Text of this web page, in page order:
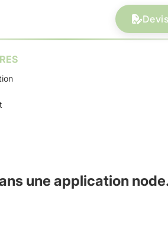
une application